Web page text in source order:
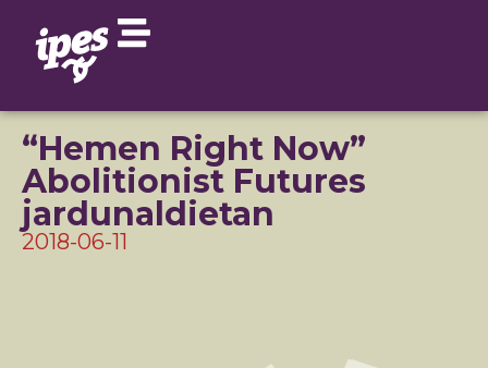
“Hemen Right Now”
Abolitionist Futures
jardunaldietan
2018-06-11